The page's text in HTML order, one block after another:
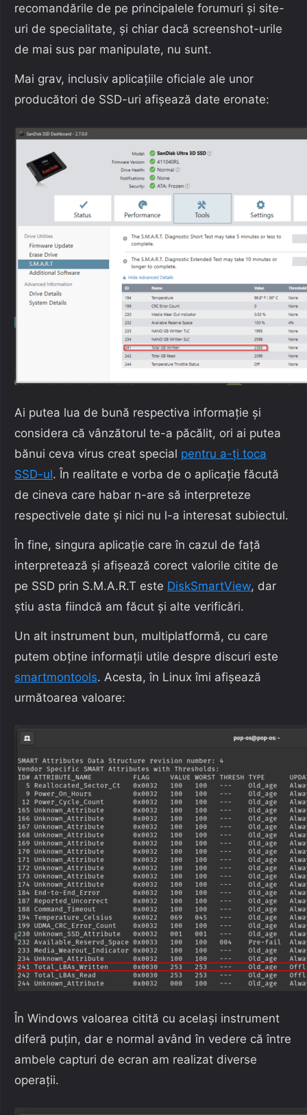
recomandările de pe principalele forumuri și site-
uri de specialitate, și chiar dacă screenshot-urile
de mai sus par manipulate, nu sunt.
Mai grav, inclusiv aplicațiile oficiale ale unor
producători de SSD-uri afișează date eronate:
Ai putea lua de bună respectiva informație și
considera că vânzătorul te-a păcălit, ori ai putea
bănui ceva virus creat special pentru a-ți toca
SSD-ul. În realitate e vorba de o aplicație făcută
de cineva care habar n-are să interpreteze
respectivele date și nici nu l-a interesat subiectul.
În fine, singura aplicație care în cazul de față
interpretează și afișează corect valorile citite de
pe SSD prin S.M.A.R.T este DiskSmartView, dar
știu asta fiindcă am făcut și alte verificări.
Un alt instrument bun, multiplatformă, cu care
putem obține informații utile despre discuri este
smartmontools. Acesta, în Linux îmi afișează
următoarea valoare:
În Windows valoarea citită cu același instrument
diferă puțin, dar e normal având în vedere că între
ambele capturi de ecran am realizat diverse
operații.